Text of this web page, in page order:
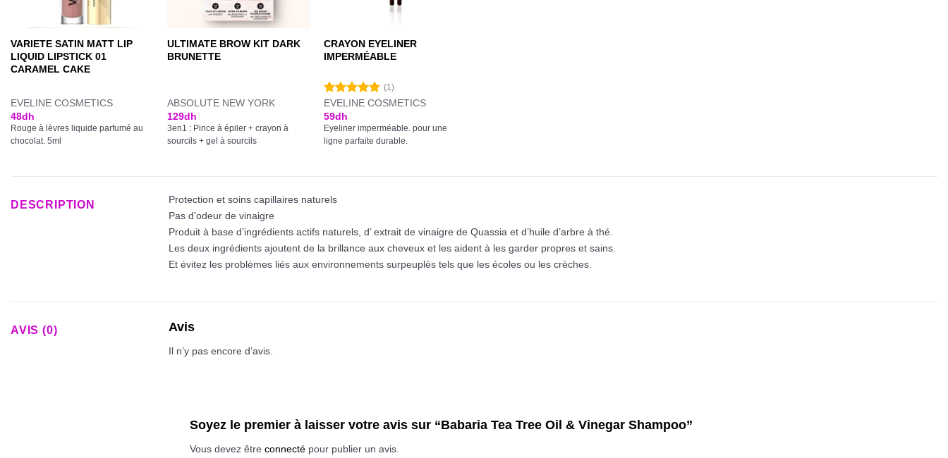
VARIETE SATIN MATT LIP
LIQUID LIPSTICK 01
CARAMEL CAKE
EVELINE COSMETICS
48dh
Rouge à lèvres liquide parfumé au
chocolat. 5ml
ULTIMATE BROW KIT DARK
BRUNETTE
ABSOLUTE NEW YORK
129dh
3en1 : Pince à épiler + crayon à
sourcils + gel à sourcils
CRAYON EYELINER
IMPERMÉABLE
Note 5.00
sur 5
(1)
EVELINE COSMETICS
59dh
Eyeliner imperméable. pour une
ligne parfaite durable.
DESCRIPTION
Protection et soins capillaires naturels
Pas d’odeur de vinaigre
Produit à base d’ingrédients actifs naturels, d’ extrait de vinaigre de Quassia et d’huile d’arbre à thé.
Les deux ingrédients ajoutent de la brillance aux cheveux et les aident à les garder propres et sains.
Et évitez les problèmes liés aux environnements surpeuplés tels que les écoles ou les crèches.
AVIS (0) Avis
Il n’y pas encore d’avis.
Soyez le premier à laisser votre avis sur “Babaria Tea Tree Oil & Vinegar Shampoo”
Vous devez être connecté pour publier un avis.